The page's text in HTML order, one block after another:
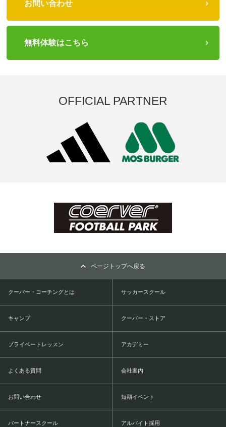
お問い合わせ
無料体験はこちら
OFFICIAL PARTNER
ページトップへ戻る
クーバー・コーチングとは サッカースクール
キャンプ クーバー・ストア
プライベートレッスン アカデミー
よくある質問 会社案内
お問い合わせ 短期イベント
パートナースクール アルバイト採用